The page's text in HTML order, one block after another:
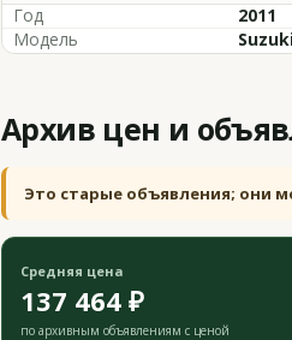
Год
2011
Модель
Архив цен и
Это старые объявления; они
Средняя цена
137 464 ₽
по архивным объявлениям с ценой